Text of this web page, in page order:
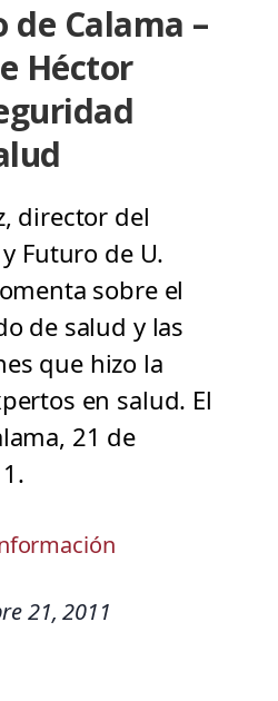
de Calama –
Héctor
director del
Futuro de U.
sobre el
de salud y las
que hizo la
en salud. El
21 de
21, 2011